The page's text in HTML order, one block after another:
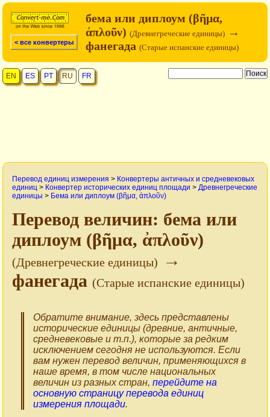
< все конвертеры
бема или диплоум (βῆμα,
ἀπλοῦν) (Древнегреческие единицы) →
фанегада (Старые испанские единицы)
EN ES PT RU FR
Перевод единиц измерения > Конвертеры античных и средневековых
единиц > Конвертер исторических единиц площади > Древнегреческие
единицы > Бема или диплоум (βῆμα, ἀπλοῦν)
Перевод величин: бема или
диплоум (βῆμα, ἀπλοῦν)
(Древнегреческие единицы)
→
фанегада (Старые испанские единицы)
Обратите внимание, здесь представлены
исторические единицы (древние, античные,
средневековые и т.п.), которые за редким
исключением сегодня не используются. Если
вам нужен перевод величин, применяющихся в
наше время, в том числе национальных
величин из разных стран, перейдите на
основную страницу перевода единиц
измерения площади.